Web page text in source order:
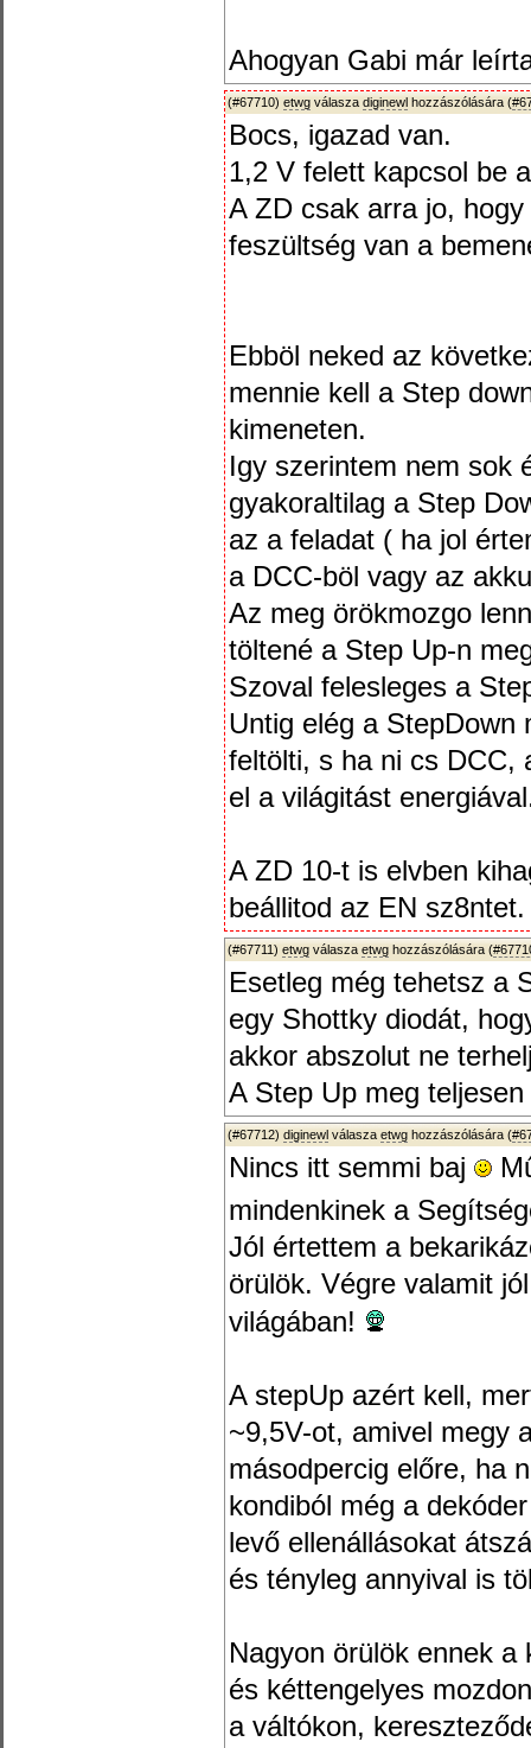
Ahogyan Gabi már
(#67710) etwg válasza diginewl hozzászólására (
Bocs, igazad van.
1,2 V felett kapcsol be
A ZD csak arra jo,
feszültség van a
Ebböl neked az
mennie kell a Step
kimeneten.
Igy szerintem nem sok
gyakoraltilag a Step
az a feladat ( ha jol
a DCC-böl vagy az
Az meg örökmozgo
töltené a Step Up-n
Szoval felesleges a
Untig elég a StepDown
feltölti, s ha ni cs DCC,
el a világitást
A ZD 10-t is elvben
beállitod az EN sz8ntet.
(#67711) etwg válasza etwg hozzászólására (
Esetleg még tehetsz a
egy Shottky diodát,
akkor abszolut ne
A Step Up meg
(#67712) diginewl válasza etwg hozzászólására (
Nincs itt semmi baj
mindenkinek a
Jól értettem a
örülök. Végre valamit
világában!
A stepUp azért kell,
~9,5V-ot, amivel megy
másodpercig előre, ha
kondiból még a
levő ellenállásokat
és tényleg annyival is
Nagyon örülök ennek
és kéttengelyes
a váltókon,